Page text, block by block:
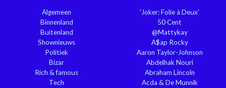
Algemeen
Binnenland
Buitenland
Shownieuws
Politiek
Bizar
Rich & famous
Tech
'Joker: Folie à Deux'
50 Cent
@Mattykay
A$ap Rocky
Aaron Taylor-Johnson
Abdelhak Nouri
Abraham Lincoln
Acda & De Munnik